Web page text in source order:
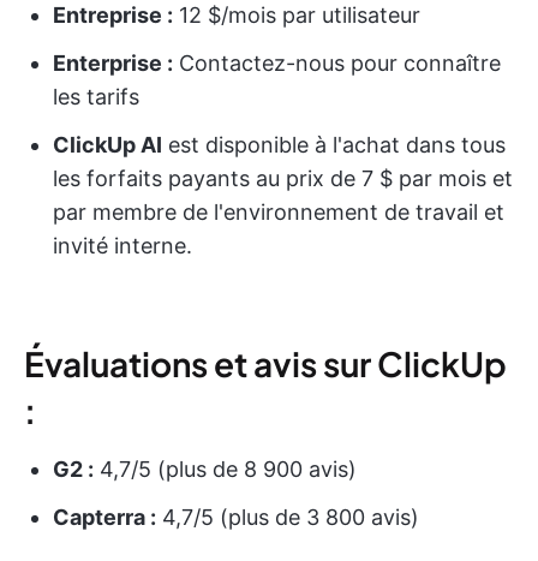
Entreprise : 12 $/mois par utilisateur
Enterprise : Contactez-nous pour connaître
les tarifs
ClickUp AI est disponible à l'achat dans tous
les forfaits payants au prix de 7 $ par mois et
par membre de l'environnement de travail et
invité interne.
Évaluations et avis sur ClickUp
:
G2 : 4,7/5 (plus de 8 900 avis)
Capterra : 4,7/5 (plus de 3 800 avis)